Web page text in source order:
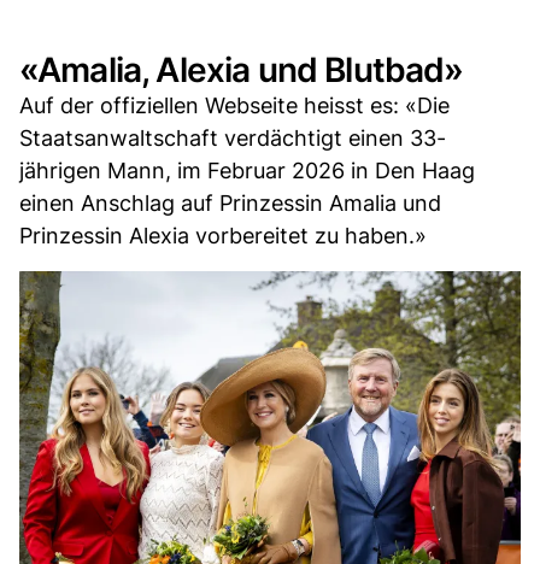
«Amalia, Alexia und Blutbad»
Auf der offiziellen Webseite heisst es: «Die
Staatsanwaltschaft verdächtigt einen 33-
jährigen Mann, im Februar 2026 in Den Haag
einen Anschlag auf Prinzessin Amalia und
Prinzessin Alexia vorbereitet zu haben.»